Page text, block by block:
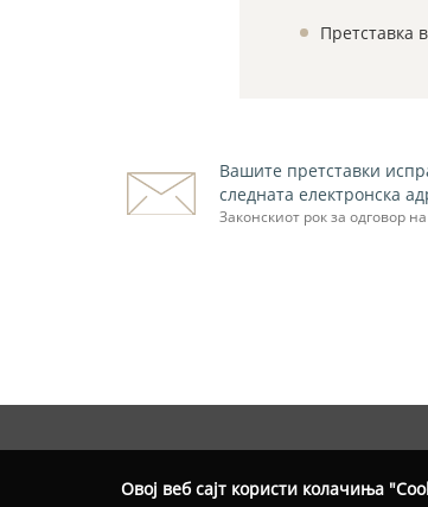
Овој веб сајт користи колачиња
Претставка
Вашите претставки
следната електронска
Законскиот рок за одговор